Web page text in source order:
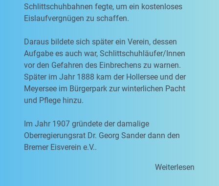
Schlittschuhbahnen fegte, um ein kostenloses
Eislaufvergnügen zu schaffen.
Daraus bildete sich später ein Verein, dessen
Aufgabe es auch war, Schlittschuhläufer/Innen
vor den Gefahren des Einbrechens zu warnen.
Später im Jahr 1888 kam der Hollersee und der
Meyersee im Bürgerpark zur winterlichen Pacht
und Pflege hinzu.
Im Jahr 1907 gründete der damalige
Oberregierungsrat Dr. Georg Sander dann den
Bremer Eisverein e.V..
Weiterlesen